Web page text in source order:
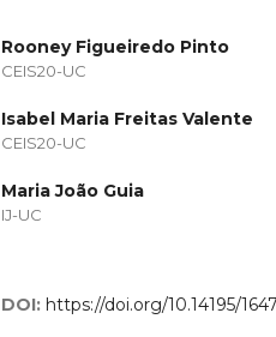
Rooney Figueiredo Pinto
CEIS20-UC
Isabel Maria Freitas Valente
CEIS20-UC
Maria João Guia
IJ-UC
DOI: https://doi.org/10.14195/